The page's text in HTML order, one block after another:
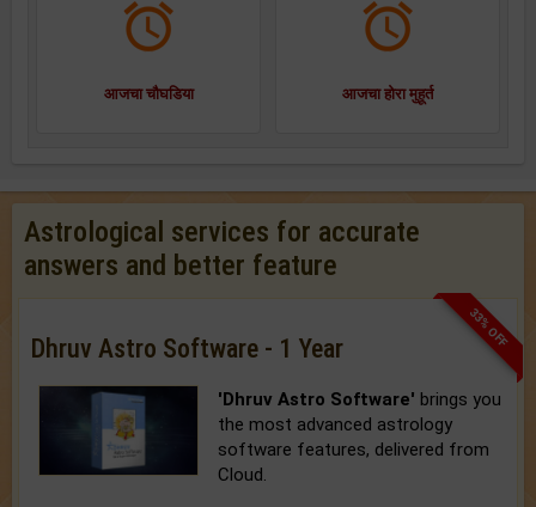
आजचा चौघडिया आजचा होरा मुहूर्त
Astrological services for accurate
answers and better feature
33% OFF
Dhruv Astro Software - 1 Year
'Dhruv Astro Software' brings you
the most advanced astrology
software features, delivered from
Cloud.